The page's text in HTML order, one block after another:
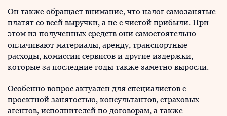
Он также обращает внимание, что налог самозанятые
платят со всей выручки, а не с чистой прибыли. При
этом из полученных средств они самостоятельно
оплачивают материалы, аренду, транспортные
расходы, комиссии сервисов и другие издержки,
которые за последние годы также заметно выросли.
Особенно вопрос актуален для специалистов с
проектной занятостью, консультантов, страховых
агентов, исполнителей по договорам, а также